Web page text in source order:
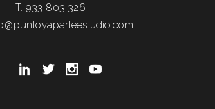
T. 933 803 326